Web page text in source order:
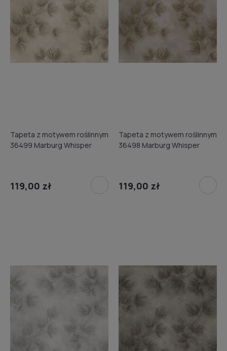
Tapeta z motywem roślinnym
36499 Marburg Whisper
119,00 zł
Tapeta z motywem roślinnym
36498 Marburg Whisper
119,00 zł